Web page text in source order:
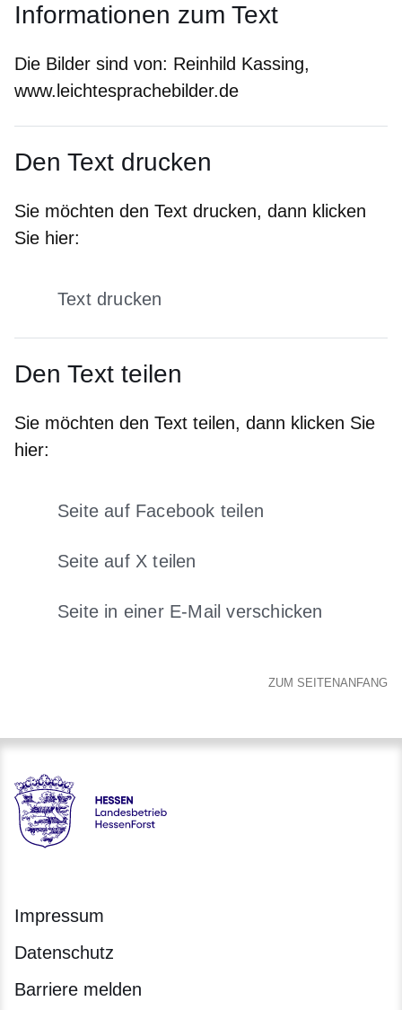
Informationen zum Text
Die Bilder sind von: Reinhild Kassing,
www.leichtesprachebilder.de
Den Text drucken
Sie möchten den Text drucken, dann klicken
Sie hier:
Text drucken
Den Text teilen
Sie möchten den Text teilen, dann klicken Sie
hier:
Seite auf Facebook teilen
Öffnet sich in einem neuen
Seite auf X teilen
Öffnet sich in einem neuen Fenster
Seite in einer E-Mail verschicken
Öffnet sich in einem neuen
ZUM SEITENANFANG
Hessen - Landesbetrieb HessenForst
Impressum
Datenschutz
Barriere melden